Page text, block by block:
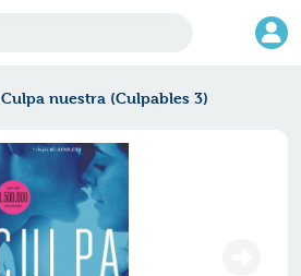
Culpa nuestra (Culpables 3)